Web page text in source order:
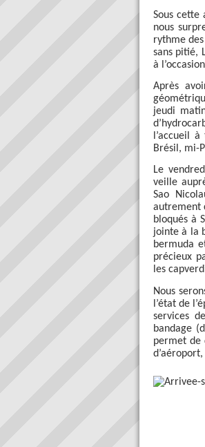
Sous
nous
rythme
sans pitié,
à
Après
jeudi
l’accueil
Brésil, mi-
Le
veille
Sao
autrement
bloqués à
jointe à la
bermuda
précieux
les
Nous
l’état de
services
bandage
permet de